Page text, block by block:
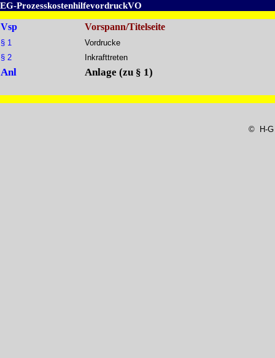
EG-ProzesskostenhilfevordruckVO
Vsp Vorspann/Titelseite
§ 1
§ 2
Anl
Vordrucke
Inkrafttreten
Anlage (zu § 1)
© H-G